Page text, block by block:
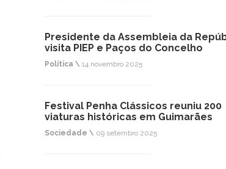
Presidente da Assembleia da
visita PIEP e Paços do Concelho
Política \ 14 novembro 2025
Festival Penha Clássicos reuniu 200
viaturas históricas em Guimarães
Sociedade \ 09 setembro 2025